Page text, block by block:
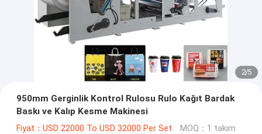
2/5
950mm Gerginlik Kontrol Rulosu Rulo Kağıt Bardak
Baskı ve Kalıp Kesme Makinesi
Fiyat：USD 22000 To USD 32000 Per Set MOQ：1 takım